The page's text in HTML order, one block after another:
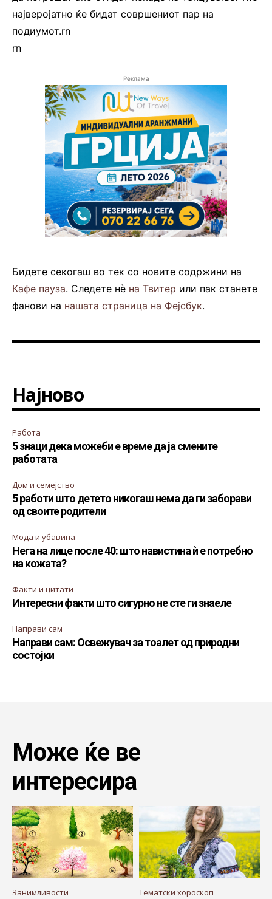
најверојатно ќе бидат совршениот пар на
подиумот.rn
rn
Реклама
Бидете секогаш во тек со новите содржини на
Кафе пауза. Следете нè на Твитер или пак станете
фанови на нашата страница на Фејсбук.
Најново
Работа
5 знаци дека можеби е време да ја смените
работата
Дом и семејство
5 работи што детето никогаш нема да ги заборави
од своите родители
Мода и убавина
Нега на лице после 40: што навистина ѝ е потребно
на кожата?
Факти и цитати
Интересни факти што сигурно не сте ги знаеле
Направи сам
Направи сам: Освежувач за тоалет од природни
состојки
Може ќе ве
интересира
Занимливости Тематски хороскоп